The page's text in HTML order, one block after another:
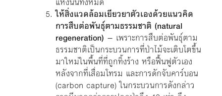
ให้สิ่งแวดล้อมเยียวยาตัวเองด้วยแนวคิด
การสืบต่อพันธุ์ตามธรรมชาติ (natural
regeneration) – เพราะการสืบต่อพันธุ์ตาม
ธรรมชาติเป็นกระบวนการที่ป่าไม้จะเติบโตขึ้น
มาใหม่ในพื้นที่ที่ถูกทิ้งร้าง หรือฟื้นฟูตัวเอง
หลังจากที่เสื่อมโทรม และการดักจับคาร์บอน
(carbon capture) ในกระบวนการดังกล่าว